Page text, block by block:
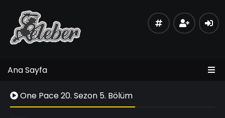
Ana Sayfa
One Pace 20. Sezon 5. Bölüm